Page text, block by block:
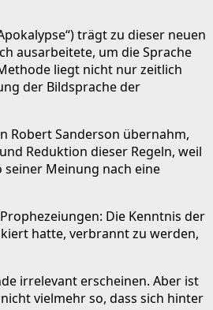
trägt zu dieser neuen
ausarbeitete, um die Sprache
liegt nicht nur zeitlich
der Bildsprache der
Robert Sanderson übernahm,
Reduktion dieser Regeln, weil
Meinung nach eine
Die Kenntnis der
hatte, verbrannt zu werden,
irrelevant erscheinen. Aber ist
vielmehr so, dass sich hinter